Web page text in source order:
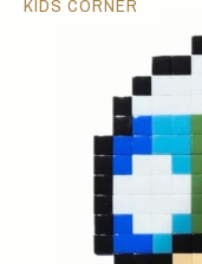
KIDS CORNER